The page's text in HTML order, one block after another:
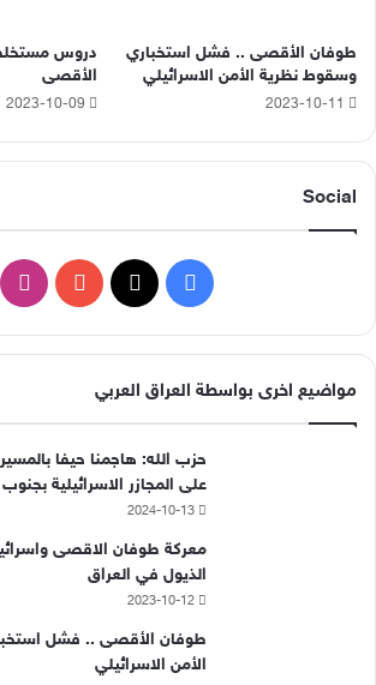
طوفان الأقصى .. فشل استخباري
وسقوط نظرية الأمن الاسرائيلي
2023-10-11
دروس
الأقصى
2023-10-09
Social
فيسبوك ‫YouTube
مواضيع اخرى بواسطة العراق العربي
حزب الله: هاجمنا حيفا
على المجازر الاسرائيلية بجنوب
2024-10-13
معركة طوفان الاقصى
الذيول في العراق
2023-10-12
طوفان الأقصى .. فشل
الأمن الاسرائيلي